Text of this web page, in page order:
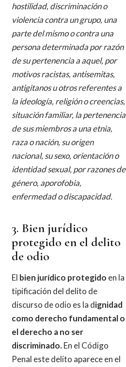
hostilidad, discriminación o
violencia contra un grupo, una
parte del mismo o contra una
persona determinada por razón
de su pertenencia a aquel, por
motivos racistas, antisemitas,
antigitanos u otros referentes a
la ideología, religión o creencias,
situación familiar, la pertenencia
de sus miembros a una etnia,
raza o nación, su origen
nacional, su sexo, orientación o
identidad sexual, por razones de
género, aporofobia,
enfermedad o discapacidad.
3. Bien jurídico
protegido en el delito
de odio
El bien jurídico protegido en la
tipificación del delito de
discurso de odio es la dignidad
como derecho fundamental o
el derecho a no ser
discriminado.En el Código
Penal este delito aparece en el